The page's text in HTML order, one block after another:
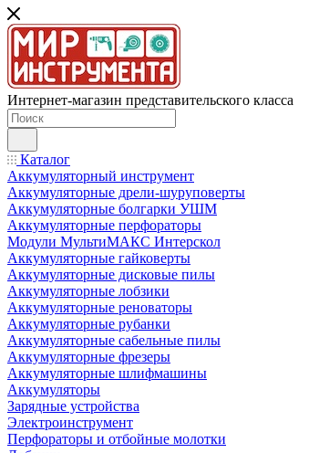
Интернет-магазин представительского класса
Каталог
Аккумуляторный инструмент
Аккумуляторные дрели-шуруповерты
Аккумуляторные болгарки УШМ
Аккумуляторные перфораторы
Модули МультиМАКС Интерскол
Аккумуляторные гайковерты
Аккумуляторные дисковые пилы
Аккумуляторные лобзики
Аккумуляторные реноваторы
Аккумуляторные рубанки
Аккумуляторные сабельные пилы
Аккумуляторные фрезеры
Аккумуляторные шлифмашины
Аккумуляторы
Зарядные устройства
Электроинструмент
Перфораторы и отбойные молотки